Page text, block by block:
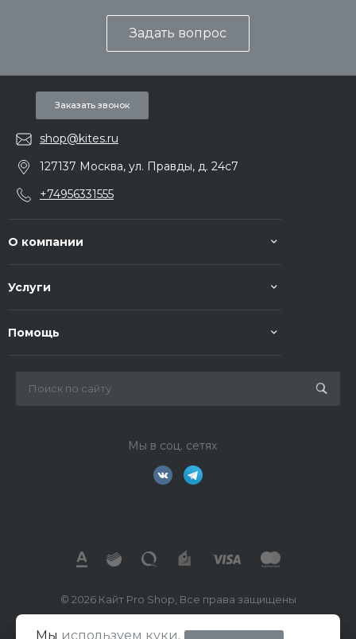
Задать вопрос
Заказать звонок
shop@kites.ru
127137 Москва, ул. Правды, д. 24с7
+74956331555
О компании
Услуги
Помощь
Мы в соц. сетях
© 2026 Кайт Pro Shop, Все права защищены
Мы используем куки.